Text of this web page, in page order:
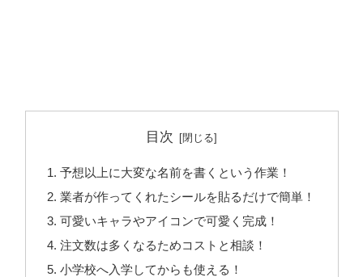
目次
予想以上に大変な名前を書くという作業！
業者が作ってくれたシールを貼るだけで簡単！
可愛いキャラやアイコンで可愛く完成！
注文数は多くなるためコストと相談！
小学校へ入学してからも使える！